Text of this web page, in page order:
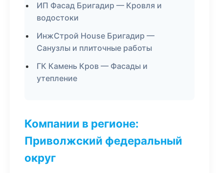
ИП Фасад Бригадир — Кровля и
водостоки
ИнжСтрой House Бригадир —
Санузлы и плиточные работы
ГК Камень Кров — Фасады и
утепление
Компании в регионе:
Приволжский федеральный
округ